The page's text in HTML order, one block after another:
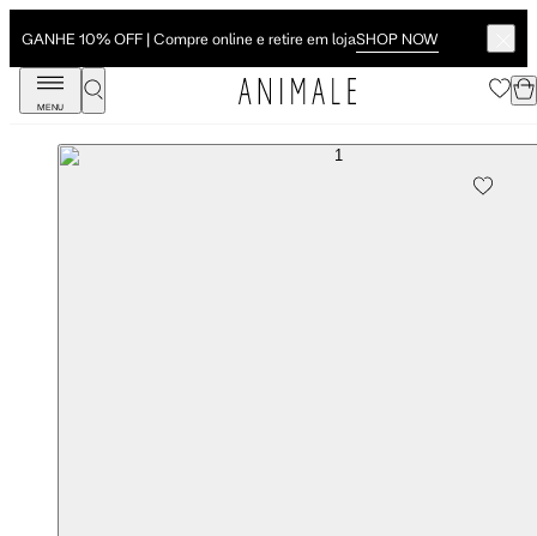
GANHE 10% OFF | Compre online e retire em lojaSHOP NOW
MENU